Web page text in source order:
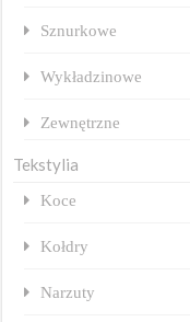
Sznurkowe
Wykładzinowe
Zewnętrzne
Tekstylia
Koce
Kołdry
Narzuty